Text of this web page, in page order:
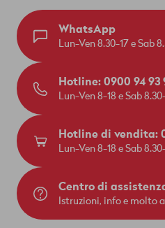
WhatsApp
Lun-Ven 8.30-17 e Sab
Hotline: 0900 94 93
Lun-Ven 8-18 e Sab
Hotline di vendita:
Lun-Ven 8-18 e Sab
Centro di
Istruzioni, info e molto